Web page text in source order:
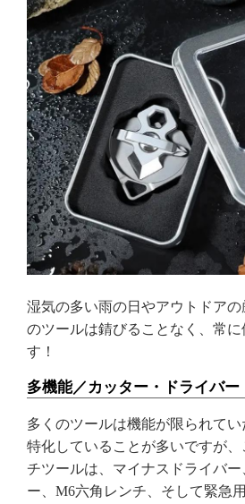
湿気の多い雨の日やアウトドアの
のツールは錆びることなく、常に
す！
多機能／カッター・ドライバー
多くのツールは機能が限られて
特化していることが多いですが
チツールは、マイナスドライバ
ー、M6六角レンチ、そして緊急